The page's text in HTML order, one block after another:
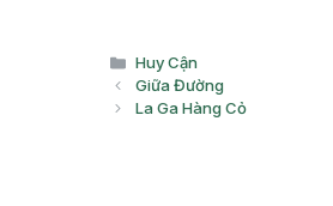
Danh
mục
Huy Cận
Giữa Đường
La Ga Hàng Cỏ